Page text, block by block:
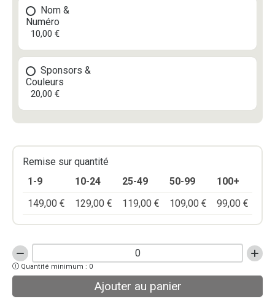
Nom &
Numéro
10,00 €
Sponsors &
Couleurs
20,00 €
Remise sur quantité
1-9
10-24 25-49 50-99
100+
149,00 € 129,00 € 119,00 € 109,00 € 99,00 €
quantité
de
TAPIS
DE
Quantité minimum : 0
Ajouter au panier